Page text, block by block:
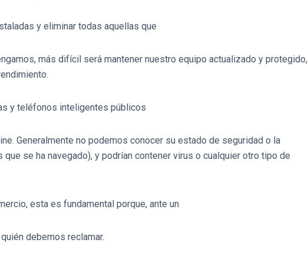
y eliminar todas aquellas que
más difícil será mantener nuestro equipo actualizado y protegido,
y teléfonos inteligentes públicos
Generalmente no podemos conocer su estado de seguridad o la
se ha navegado), y podrían contener virus o cualquier otro tipo de
esta es fundamental porque, ante un
debemos reclamar.